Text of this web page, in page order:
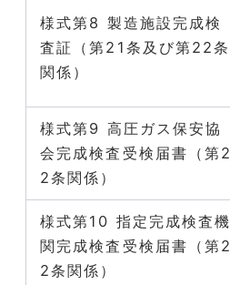
様式第8 製造施設完成検
査証（第21条及び第22条
関係）
様式第9 高圧ガス保安協
会完成検査受検届書（第2
2条関係）
様式第10 指定完成検査機
関完成検査受検届書（第2
2条関係）